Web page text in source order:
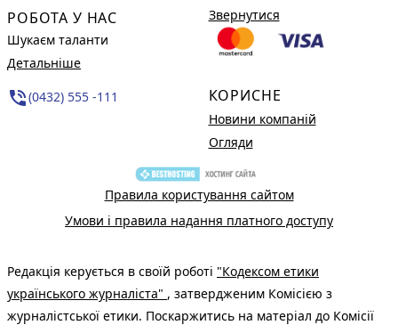
РОБОТА У НАС
Шукаєм таланти
Детальніше
phone_in_talk(0432) 555 -111
Звернутися
КОРИСНЕ
Новини компаній
Огляди
Правила користування сайтом
Умови і правила надання платного доступу
Редакція керується в своїй роботі "Кодексом етики
українського журналіста" , затвердженим Комісією з
журналістської етики. Поскаржитись на матеріал до Комісії